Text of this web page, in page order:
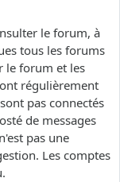
le forum, à
tous les forums
le forum et les
régulièrement
pas connectés
de messages
pas une
Les comptes